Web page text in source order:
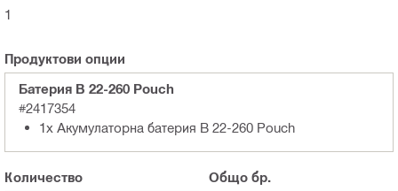
1
Продуктови опции
Батерия B 22-260 Pouch
#2417354
1x Акумулаторна батерия B 22-260 Pouch
Количество Общо бр.